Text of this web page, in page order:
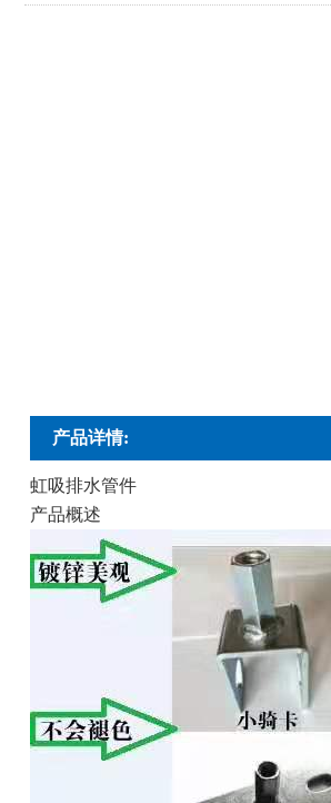
产品详情:
虹吸排水管件
产品概述